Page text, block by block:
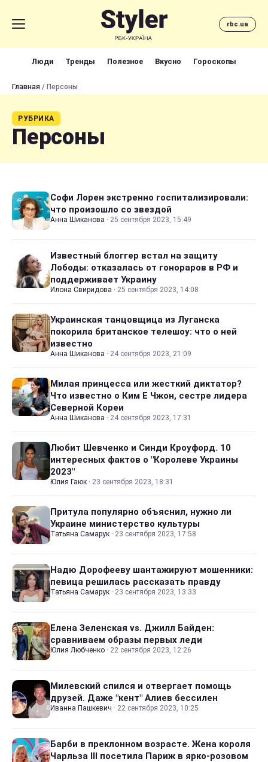
rbc.ua
Люди Тренды Полезное Вкусно Гороскопы
Главная / Персоны
РУБРИКА
Персоны
Софи Лорен экстренно госпитализировали:
что произошло со звездой
Анна Шиканова · 25 сентября 2023, 15:49
Известный блоггер встал на защиту
Лободы: отказалась от гонораров в РФ и
поддерживает Украину
Илона Свиридова · 25 сентября 2023, 14:08
Украинская танцовщица из Луганска
покорила британское телешоу: что о ней
известно
Анна Шиканова · 24 сентября 2023, 21:09
Милая принцесса или жесткий диктатор?
Что известно о Ким Е Чжон, сестре лидера
Северной Кореи
Анна Шиканова · 24 сентября 2023, 17:31
Любит Шевченко и Синди Кроуфорд. 10
интересных фактов о "Королеве Украины
2023"
Юлия Гаюк · 23 сентября 2023, 18:31
Притула популярно объяснил, нужно ли
Украине министерство культуры
Татьяна Самарук · 23 сентября 2023, 17:58
Надю Дорофееву шантажируют мошенники:
певица решилась рассказать правду
Татьяна Самарук · 23 сентября 2023, 13:33
Елена Зеленская vs. Джилл Байден:
сравниваем образы первых леди
Юлия Любченко · 22 сентября 2023, 12:26
Милевский спился и отвергает помощь
друзей. Даже "кент" Алиев бессилен
Иванна Пашкевич · 22 сентября 2023, 10:25
Барби в преклонном возрасте. Жена короля
Чарльза III посетила Париж в ярко-розовом